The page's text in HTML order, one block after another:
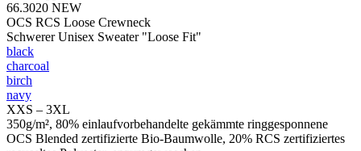
66.3020 NEW
OCS RCS Loose Crewneck
Schwerer Unisex Sweater "Loose Fit"
black
charcoal
birch
navy
XXS – 3XL
350g/m², 80% einlaufvorbehandelte gekämmte ringgesponnene
OCS Blended zertifizierte Bio-Baumwolle, 20% RCS zertifiziertes